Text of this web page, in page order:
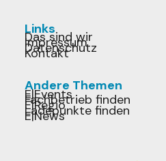
Links
Das sind wir
Impressum
Datenschutz
Kontakt
Andere Themen
E|Events
Fachbetrieb finden
E|Regio
Ladepunkte finden
E|News